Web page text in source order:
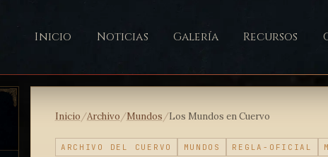
Inicio Noticias Galería Recursos
Inicio/Archivo/Mundos/Los Mundos en Cuervo
ARCHIVO DEL CUERVO MUNDOS REGLA-OFICIAL